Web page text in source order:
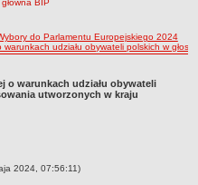
do Parlamentu Europejskiego 2024
udziału obywateli polskich w
o warunkach udziału obywateli
utworzonych w kraju
2024, 07:56:11)